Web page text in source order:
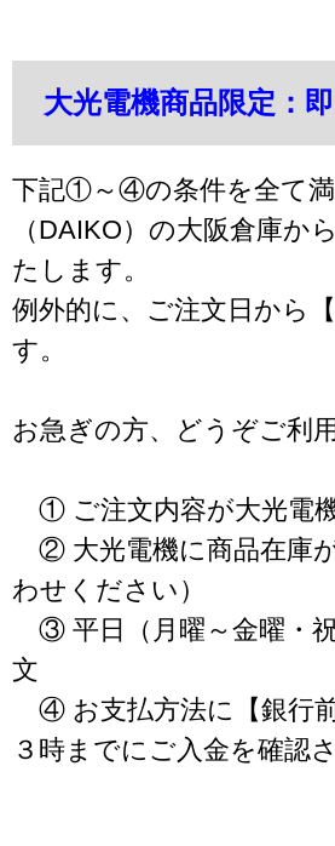
大光電機商品限定：
下記①～④の条件を全て
（DAIKO）の大阪倉庫か
たします。
例外的に、ご注文日から
す。
お急ぎの方、どうぞご利
① ご注文内容が大光電
② 大光電機に商品在庫
わせください）
③ 平日（月曜～金曜・
文
④ お支払方法に【銀行
３時までにご入金を確認